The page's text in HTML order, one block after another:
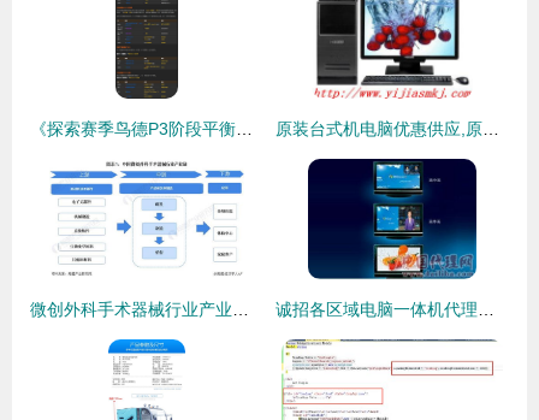
《探索赛季鸟德P3阶段平衡装BIS及出处一览，附代购代销软硬件指南》 原装台式机电脑优惠供应,原装台式机电脑优惠供应生产厂家,原装台式机电脑优惠供应价格
微创外科手术器械行业产业链全景梳理及区域热力地图 诚招各区域电脑一体机代理，共创智慧未来